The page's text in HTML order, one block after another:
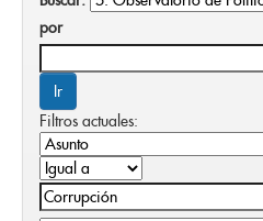
por
Filtros actuales: